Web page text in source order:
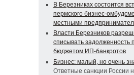
В Березниках состоится
пермского бизнес-
местными
Власти Березников
списывать задолженность
бюджетом ИП-банкротов
Бизнес: малый, но очень
Ответные санкции России